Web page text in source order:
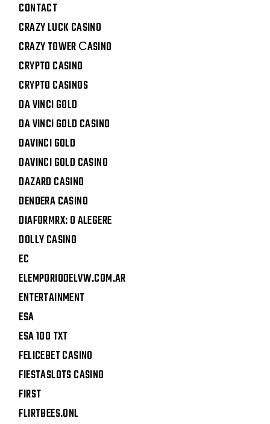
CONTACT
CRAZY LUCK CASINO
CRAZY TOWER СASINO
CRYPTO CASINO
CRYPTO CASINOS
DA VINCI GOLD
DA VINCI GOLD CASINO
DAVINCI GOLD
DAVINCI GOLD CASINO
DAZARD CASINO
DENDERA CASINO
DIAFORMRX: O ALEGERE
DOLLY CASINO
EC
ELEMPORIODELVW.COM.AR
ENTERTAINMENT
ESA
ESA 100 TXT
FELICEBET CASINO
FIESTASLOTS CASINO
FIRST
FLIRTBEES.ONL